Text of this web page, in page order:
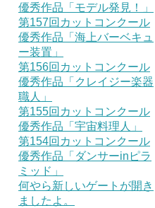
優秀作品「モデル発見！」
第157回カットコンクール
優秀作品「海上バーベキュ
ー装置」
第156回カットコンクール
優秀作品「クレイジー楽器
職人」
第155回カットコンクール
優秀作品「宇宙料理人」
第154回カットコンクール
優秀作品「ダンサーinピラ
ミッド」
何やら新しいゲートが開き
ましたよ。